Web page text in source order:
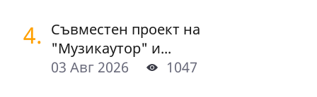
4. Съвместен проект на
"Музикаутор" и...
03 Авг 2026
1047